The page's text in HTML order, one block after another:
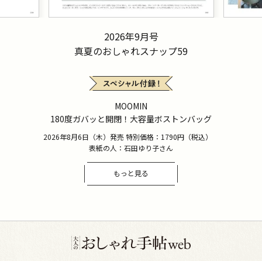
2026年9月号
真夏のおしゃれスナップ59
MOOMIN
180度ガバッと開閉！大容量ボストンバッグ
2026年8月6日（木）発売 特別価格：1790円（税込）
表紙の人：石田ゆり子さん
もっと見る